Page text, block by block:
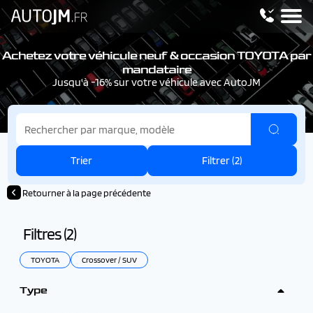
Achetez votre véhicule neuf & occasion TOYOTA par
mandataire
Jusqu'à -16% sur votre véhicule avec AutoJM
Trier Filtrer (2)
Retourner à la page précédente
Filtres (2)
TOYOTA Crossover / SUV
Type